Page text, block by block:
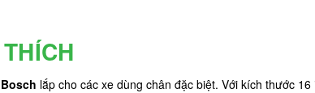
Bosch lắp cho các xe dùng chân đặc biệt. Với kích thước